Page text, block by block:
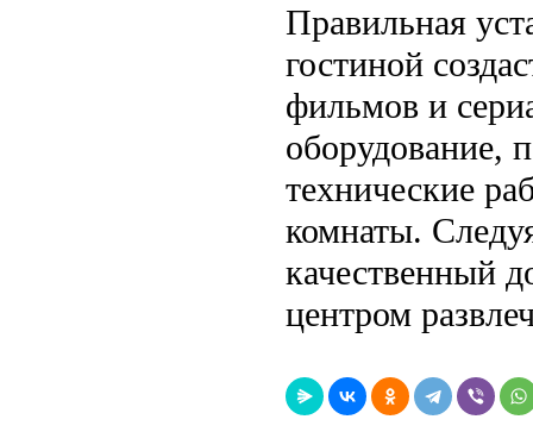
Правильная
гостиной
фильмов и
оборудование,
технические
комнаты.
качественный
центром